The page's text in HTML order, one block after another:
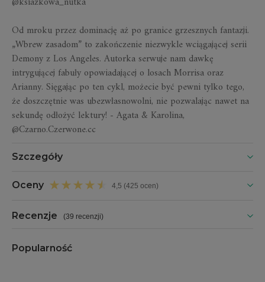
Od mroku przez dominację aż po granice grzesznych fantazji.
„Wbrew zasadom” to zakończenie niezwykle wciągającej serii
Demony z Los Angeles. Autorka serwuje nam dawkę
intrygującej fabuły opowiadającej o losach Morrisa oraz
Arianny. Sięgając po ten cykl, możecie być pewni tylko tego,
że doszczętnie was ubezwłasnowolni, nie pozwalając nawet na
sekundę odłożyć lektury! - Agata & Karolina,
@Czarno.Czerwone.cc
Szczegóły
Oceny 4,5 (425 ocen)
Recenzje (39 recenzji)
Popularność